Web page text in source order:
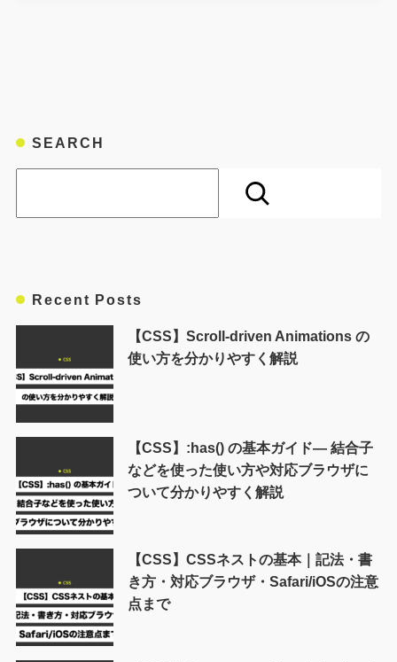
SEARCH
Recent Posts
【CSS】Scroll-driven Animations の
使い方を分かりやすく解説
【CSS】:has() の基本ガイド― 結合子
などを使った使い方や対応ブラウザに
ついて分かりやすく解説
【CSS】CSSネストの基本｜記法・書
き方・対応ブラウザ・Safari/iOSの注意
点まで